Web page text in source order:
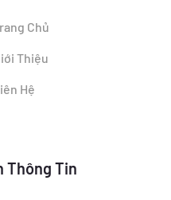
Chủ
Thiệu
Hệ
Thông Tin